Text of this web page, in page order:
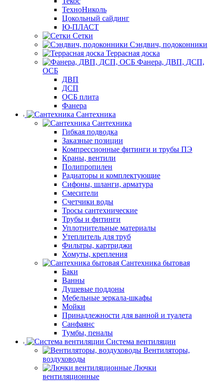
ТехноНиколь
Цокольный сайдинг
Ю-ПЛАСТ
Сетки
Сэндвич, подоконники
Террасная доска
Фанера, ДВП, ДСП,
ОСБ
ДВП
ДСП
ОСБ плита
Фанера
Сантехника
Сантехника
Гибкая подводка
Заказные позиции
Компрессионные фитинги и трубы ПЭ
Краны, вентили
Полипропилен
Радиаторы и комплектующие
Сифоны, шланги, арматура
Смесители
Счетчики воды
Тросы сантехнические
Трубы и фитинги
Уплотнительные материалы
Утеплитель для труб
Фильтры, картриджи
Хомуты, крепления
Сантехника бытовая
Баки
Ванны
Душевые поддоны
Мебельные зеркала-шкафы
Мойки
Принадлежности для ванной и туалета
Санфаянс
Тумбы, пеналы
Система вентиляции
Вентиляторы,
воздуховоды
Лючки
вентиляционные